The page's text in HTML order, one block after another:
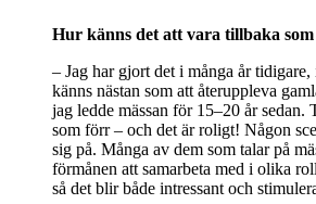
Hur känns det att vara tillbaka
– Jag har gjort det i många år
känns nästan som att återuppleva
jag ledde mässan för 15–20 år sedan.
som förr – och det är roligt! Någon
sig på. Många av dem som talar på
förmånen att samarbeta med i olika
så det blir både intressant och